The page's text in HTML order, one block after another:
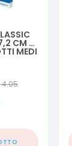
CM X
MEDI
4.05